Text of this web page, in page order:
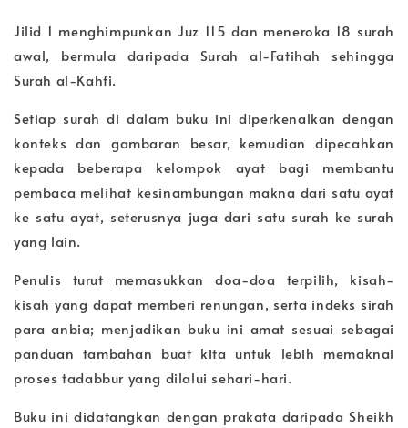
Jilid 1 menghimpunkan Juz 115 dan meneroka 18 surah
awal, bermula daripada Surah al-Fatihah sehingga
Surah al-Kahfi.
Setiap surah di dalam buku ini diperkenalkan dengan
konteks dan gambaran besar, kemudian dipecahkan
kepada beberapa kelompok ayat bagi membantu
pembaca melihat kesinambungan makna dari satu ayat
ke satu ayat, seterusnya juga dari satu surah ke surah
yang lain.
Penulis turut memasukkan doa-doa terpilih, kisah-
kisah yang dapat memberi renungan, serta indeks sirah
para anbia; menjadikan buku ini amat sesuai sebagai
panduan tambahan buat kita untuk lebih memaknai
proses tadabbur yang dilalui sehari-hari.
Buku ini didatangkan dengan prakata daripada Sheikh